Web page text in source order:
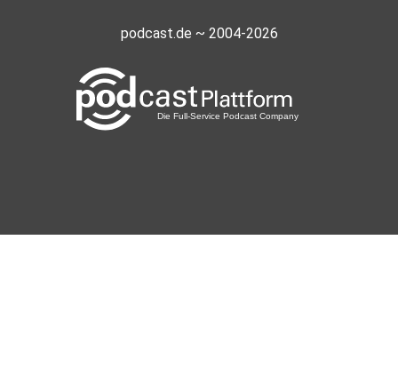
podcast.de ~ 2004-2026